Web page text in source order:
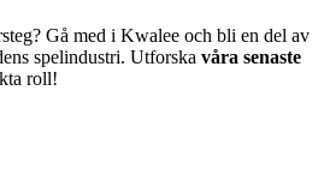
Gå med i Kwalee och bli en del av
spelindustri. Utforska våra senaste
roll!